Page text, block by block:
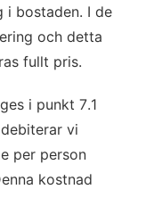
i bostaden. I de
och detta
fullt pris.
i punkt 7.1
vi
per person
kostnad